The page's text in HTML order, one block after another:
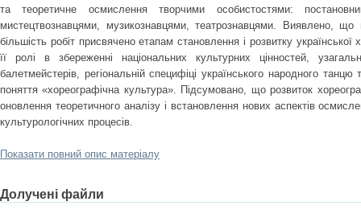
та теоретичне осмислення творчими особистостями:
мистецтвознавцями, музикознавцями, театрознавцями. Виявлено,
більшість робіт присвячено етапам становлення і розвитку
її ролі в збереженні національних культурних цінностей,
балетмейстерів, регіональній специфіці українського народного
поняття «хореографічна культура». Підсумовано, що розвиток
оновлення теоретичного аналізу і встановлення нових аспектів
культурологічних процесів.
Показати повний опис матеріалу
Долучені файли